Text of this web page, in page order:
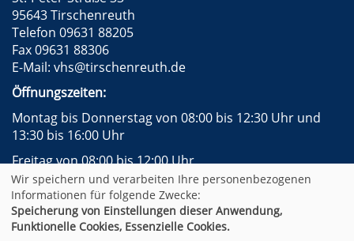
95643 Tirschenreuth
Telefon 09631 88205
Fax 09631 88306
E-Mail: vhs@tirschenreuth.de
Öffnungszeiten:
Montag bis Donnerstag von 08:00 bis 12:30 Uhr und
13:30 bis 16:00 Uhr
Freitag von 08:00 bis 12:00 Uhr
Facebook
Instagram
Impressum
AGB
Datenschutzerklärung
Widerrufsformular
Newsletter
Sitemap
Wir speichern und verarbeiten Ihre personenbezogenen
Informationen für folgende Zwecke:
Speicherung von Einstellungen dieser Anwendung,
Funktionelle Cookies, Essenzielle Cookies.